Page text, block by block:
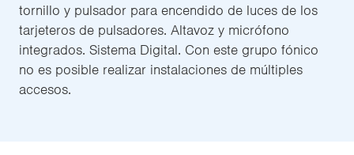
tornillo y pulsador para encendido de luces de los
tarjeteros de pulsadores. Altavoz y micrófono
integrados. Sistema Digital. Con este grupo fónico
no es posible realizar instalaciones de múltiples
accesos.